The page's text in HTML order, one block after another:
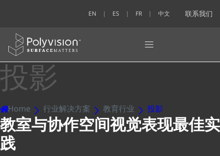
EN ES FR 中文 联系我们
投影
Home 行业解决方案 教育行业 投影
教室与协作空间视觉表现最佳实
践